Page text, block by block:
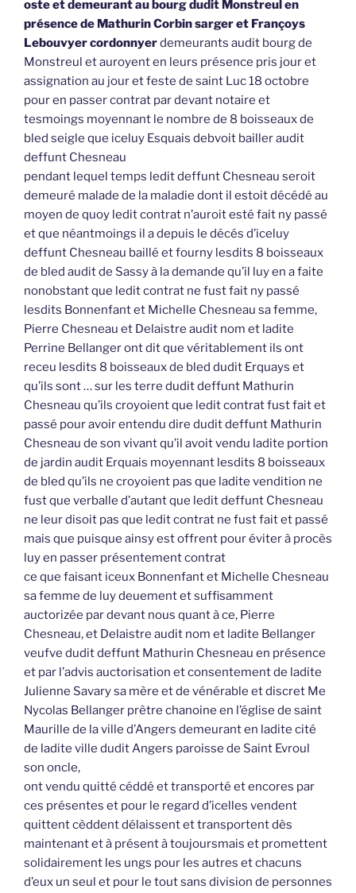
oste et demeurant au bourg dudit Monstreul en
présence de Mathurin Corbin sarger et Françoys
Lebouvyer cordonnyerdemeurants audit bourg de
Monstreul et auroyent en leurs présence pris jour et
assignation au jour et feste de saint Luc 18 octobre
pour en passer contrat par devant notaire et
tesmoings moyennant le nombre de 8 boisseaux de
bled seigle que iceluy Esquais debvoit bailler audit
deffunt Chesneau
pendant lequel temps ledit deffunt Chesneau seroit
demeuré malade de la maladie dont il estoit décédé au
moyen de quoy ledit contrat n’auroit esté fait ny passé
et que néantmoings il a depuis le décés d’iceluy
deffunt Chesneau baillé et fourny lesdits 8 boisseaux
de bled audit de Sassy à la demande qu’il luy en a faite
nonobstant que ledit contrat ne fust fait ny passé
lesdits Bonnenfant et Michelle Chesneau sa femme,
Pierre Chesneau et Delaistre audit nom et ladite
Perrine Bellanger ont dit que véritablement ils ont
receu lesdits 8 boisseaux de bled dudit Erquays et
qu’ils sont … sur les terre dudit deffunt Mathurin
Chesneau qu’ils croyoient que ledit contrat fust fait et
passé pour avoir entendu dire dudit deffunt Mathurin
Chesneau de son vivant qu’il avoit vendu ladite portion
de jardin audit Erquais moyennant lesdits 8 boisseaux
de bled qu’ils ne croyoient pas que ladite vendition ne
fust que verballe d’autant que ledit deffunt Chesneau
ne leur disoit pas que ledit contrat ne fust fait et passé
mais que puisque ainsy est offrent pour éviter à procès
luy en passer présentement contrat
ce que faisant iceux Bonnenfant et Michelle Chesneau
sa femme de luy deuement et suffisamment
auctorizée par devant nous quant à ce, Pierre
Chesneau, et Delaistre audit nom et ladite Bellanger
veufve dudit deffunt Mathurin Chesneau en présence
et par l’advis auctorisation et consentement de ladite
Julienne Savary sa mère et de vénérable et discret Me
Nycolas Bellanger prêtre chanoine en l’église de saint
Maurille de la ville d’Angers demeurant en ladite cité
de ladite ville dudit Angers paroisse de Saint Evroul
son oncle,
ont vendu quitté céddé et transporté et encores par
ces présentes et pour le regard d’icelles vendent
quittent cèddent délaissent et transportent dès
maintenant et à présent à toujoursmais et promettent
solidairement les ungs pour les autres et chacuns
d’eux un seul et pour le tout sans division de personnes